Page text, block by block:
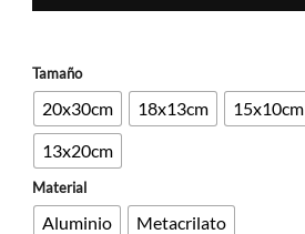
Tamaño
20x30cm 18x13cm
15x10cm
13x20cm
Material
Aluminio Metacrilato